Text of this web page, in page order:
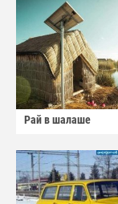
Рай в шалаше